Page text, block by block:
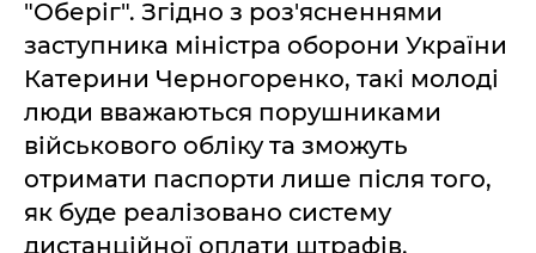
"Оберіг". Згідно з роз'ясненнями
заступника міністра оборони України
Катерини Черногоренко, такі молоді
люди вважаються порушниками
військового обліку та зможуть
отримати паспорти лише після того,
як буде реалізовано систему
дистанційної оплати штрафів.